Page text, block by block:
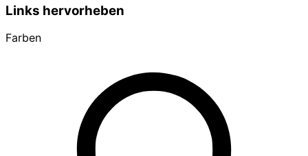
Links hervorheben
Farben